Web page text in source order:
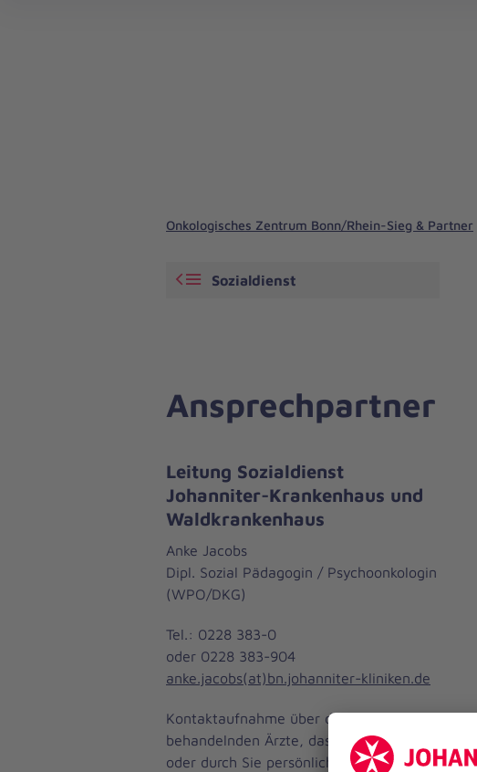
Onkologisches Zentrum Bonn/Rhein-Sieg & Partner
Sozialdienst
Ansprechpartner
Leitung Sozialdienst
Johanniter-Krankenhaus und
Waldkrankenhaus
Anke Jacobs
Dipl. Sozial Pädagogin / Psychoonkologin
(WPO/DKG)
Tel.: 0228 383-0
oder 0228 383-904
anke.jacobs(at)bn.johanniter-kliniken.de
Kontaktaufnahme über die
behandelnden Ärzte, das Pflegepersonal
oder durch Sie persönlich.